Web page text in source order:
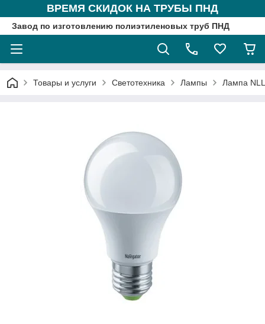
ВРЕМЯ СКИДОК НА ТРУБЫ ПНД
Завод по изготовлению полиэтиленовых труб ПНД
Товары и услуги Светотехника Лампы Лампа